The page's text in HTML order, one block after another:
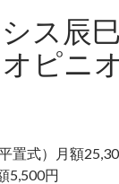
ス辰
ピニ
）月額
5,500円